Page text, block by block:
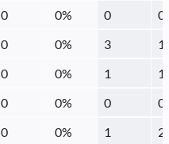
0 0% 0 0
0 0% 3
0 0% 1
0 0% 0 0
0 0% 1